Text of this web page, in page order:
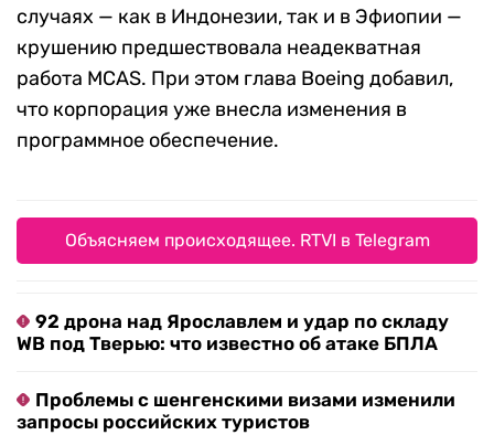
случаях — как в Индонезии, так и в Эфиопии —
крушению предшествовала неадекватная
работа MCAS. При этом глава Boeing добавил,
что корпорация уже внесла изменения в
программное обеспечение.
Объясняем происходящее. RTVI в Telegram
92 дрона над Ярославлем и удар по складу
WB под Тверью: что известно об атаке БПЛА
Проблемы с шенгенскими визами изменили
запросы российских туристов